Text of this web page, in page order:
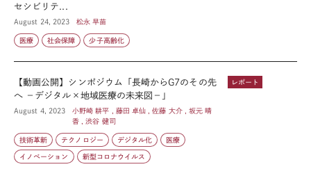
セシビリテ...
August 24, 2023 松永 早苗
医療 社会保障 少子高齢化
レポート
【動画公開】シンポジウム「長崎からG7のその先
へ －デジタル×地域医療の未来図－」
August 4, 2023
小野崎 耕平 , 藤田 卓仙 , 佐藤 大介 , 坂元 晴
香 , 渋谷 健司
技術革新 テクノロジー デジタル化 医療
イノベーション 新型コロナウイルス